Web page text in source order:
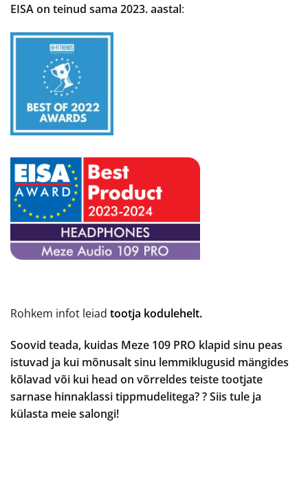
EISA on teinud sama 2023. aastal:
Rohkem infot leiad tootja kodulehelt.
Soovid teada, kuidas Meze 109 PRO klapid sinu peas
istuvad ja kui mõnusalt sinu lemmiklugusid mängides
kõlavad või kui head on võrreldes teiste tootjate
sarnase hinnaklassi tippmudelitega? ? Siis tule ja
külasta meie salongi!